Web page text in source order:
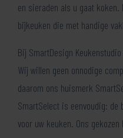
en sieraden als u gaat
bijkeuken die met handige
Bij SmartDesign
Wij willen geen onnodige
daarom ons huismerk
SmartSelect is eenvoudig:
voor uw keuken. Ons